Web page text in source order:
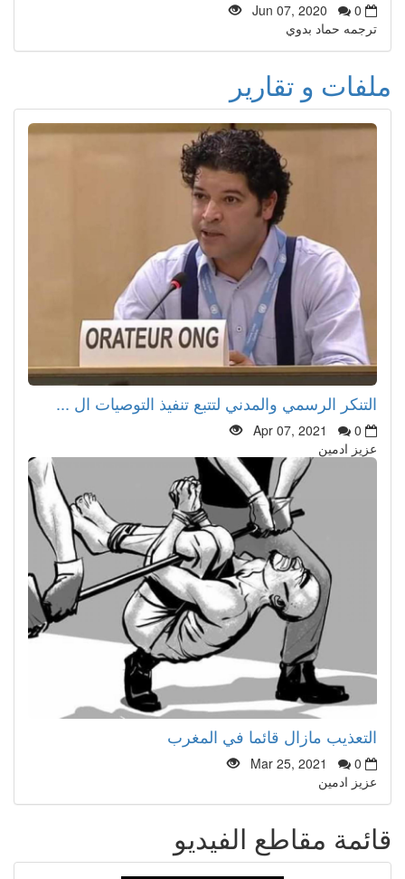
Jun 07, 2020
0
ترجمه حماد بدوي
ملفات و تقارير
التنكر الرسمي والمدني لتتبع تنفيذ التوصيات ال ...
Apr 07, 2021
0
عزيز ادمين
التعذيب مازال قائما في المغرب
Mar 25, 2021
0
عزيز ادمين
قائمة مقاطع الفيديو